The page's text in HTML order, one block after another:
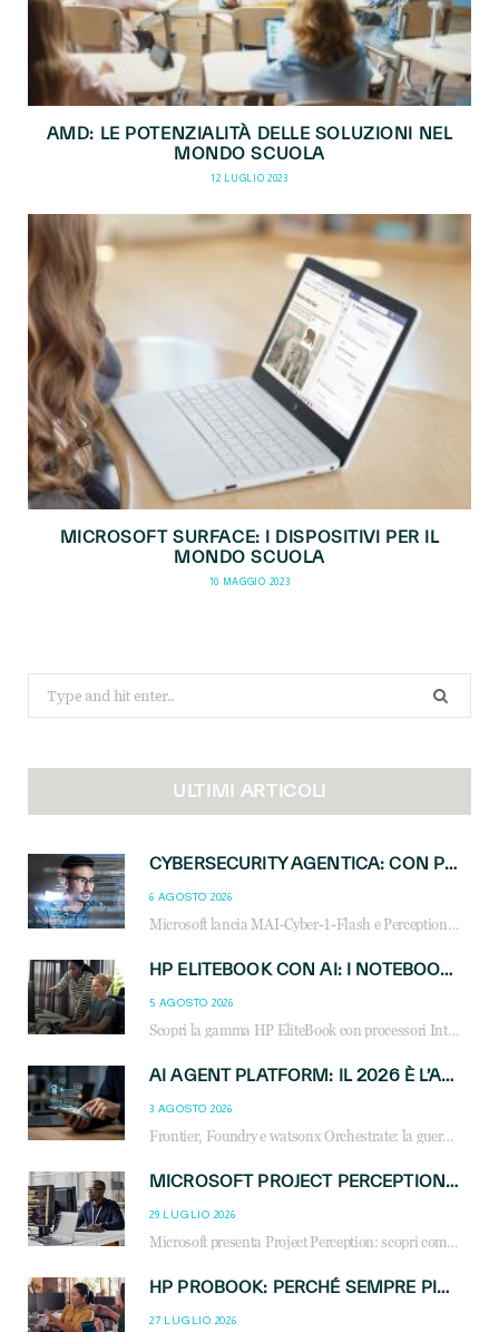
AMD: LE POTENZIALITÀ DELLE SOLUZIONI NEL
MONDO SCUOLA
12 LUGLIO 2023
MICROSOFT SURFACE: I DISPOSITIVI PER IL
MONDO SCUOLA
10 MAGGIO 2023
for:
ULTIMI ARTICOLI
CYBERSECURITY AGENTICA: CON PERCEPTION E MAI-CYBER-1-FLASH MICROSOFT APRE NUOVI SERVIZI PER IL CANALE
6 AGOSTO 2026
Microsoft lancia MAI-Cyber-1-Flash e Perception: cybersecurity agentica in preview dal 3 novembre. Cosa cambia per MSP, system integrator e reseller.
HP ELITEBOOK CON AI: I NOTEBOOK BUSINESS INTELLIGENTI CHE TRASFORMANO PRODUTTIVITÀ, SICUREZZA E LAVORO IBRIDO
5 AGOSTO 2026
Scopri la gamma HP EliteBook con processori Intel® Core™ Ultra e AMD Ryzen™ AI. Notebook business progettati per aumentare la produttività, migliorare la collaborazione e garantire sicurezza avanzata in ufficio e in mobilità.
AI AGENT PLATFORM: IL 2026 È L’ANNO DEL «SISTEMA OPERATIVO» PER GLI AGENTI AZIENDALI
3 AGOSTO 2026
Frontier, Foundry e watsonx Orchestrate: la guerra delle piattaforme AI agent ridisegna il mercato IT. Cosa cambia per reseller, MSP e system integrator.
MICROSOFT PROJECT PERCEPTION: COME GLI AGENTI AI CAMBIERANNO SOC, CYBERSECURITY E SERVIZI MSP
29 LUGLIO 2026
Microsoft presenta Project Perception: scopri come gli agenti AI possono trasformare cybersecurity, SOC e servizi gestiti degli MSP.
HP PROBOOK: PERCHÉ SEMPRE PIÙ AZIENDE SCELGONO NOTEBOOK PROGETTATI PER IL LAVORO MODERNO
27 LUGLIO 2026